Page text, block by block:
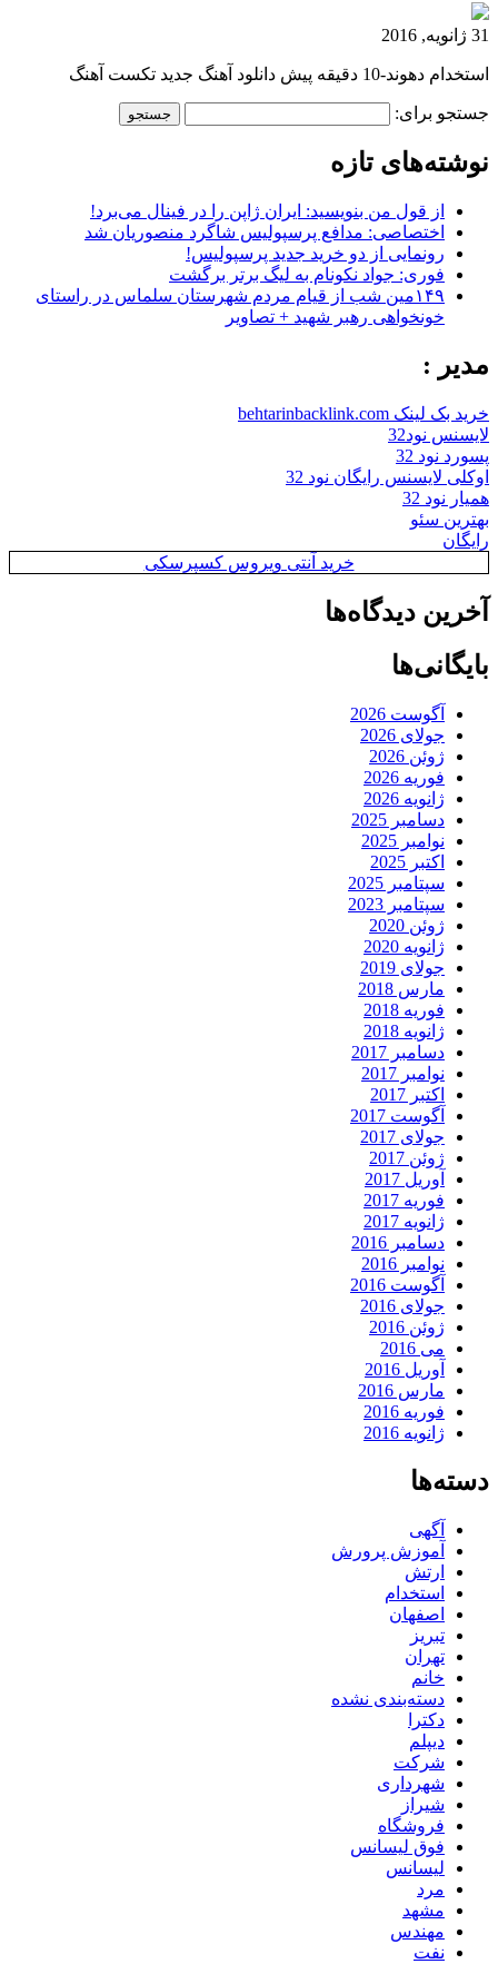
31 ژانویه, 2016
استخدام دهوند-10 دقیقه پیش دانلود آهنگ جدید تکست آهنگ
جستجو برای:
نوشته‌های تازه
از قول من بنویسید: ایران ژاپن را در فینال می‌برد!
اختصاصی: مدافع پرسپولیس شاگرد منصوریان شد
رونمایی از دو خرید جدید پرسپولیس!
فوری: جواد نکونام به لیگ برتر برگشت
۱۴۹مین شب از قیام مردم شهرستان سلماس در راستای
خونخواهی رهبر شهید + تصاویر
مدیر :
خرید بک لینک behtarinbacklink.com
لایسنس نود32
پسورد نود 32
اوکلی لایسنس رایگان نود 32
همیار نود 32
بهترین سئو
رایگان
خرید آنتی ویروس کسپرسکی
آخرین دیدگاه‌ها
بایگانی‌ها
آگوست 2026
جولای 2026
ژوئن 2026
فوریه 2026
ژانویه 2026
دسامبر 2025
نوامبر 2025
اکتبر 2025
سپتامبر 2025
سپتامبر 2023
ژوئن 2020
ژانویه 2020
جولای 2019
مارس 2018
فوریه 2018
ژانویه 2018
دسامبر 2017
نوامبر 2017
اکتبر 2017
آگوست 2017
جولای 2017
ژوئن 2017
آوریل 2017
فوریه 2017
ژانویه 2017
دسامبر 2016
نوامبر 2016
آگوست 2016
جولای 2016
ژوئن 2016
می 2016
آوریل 2016
مارس 2016
فوریه 2016
ژانویه 2016
دسته‌ها
آگهی
آموزش پرورش
ارتش
استخدام
اصفهان
تبریز
تهران
خانم
دسته‌بندی نشده
دکترا
دیپلم
شرکت
شهرداری
شیراز
فروشگاه
فوق لیسانس
لیسانس
مرد
مشهد
مهندس
نفت